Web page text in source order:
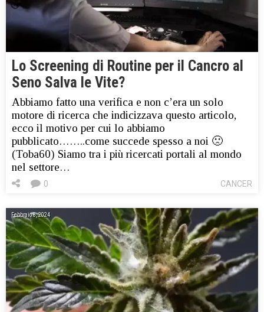
Lo Screening di Routine per il Cancro al
Seno Salva le Vite?
Abbiamo fatto una verifica e non c’era un solo
motore di ricerca che indicizzava questo articolo,
ecco il motivo per cui lo abbiamo
pubblicato……..come succede spesso a noi 🙁
(Toba60) Siamo tra i più ricercati portali al mondo
nel settore…
CANCER
0
Febbraio 8, 2024